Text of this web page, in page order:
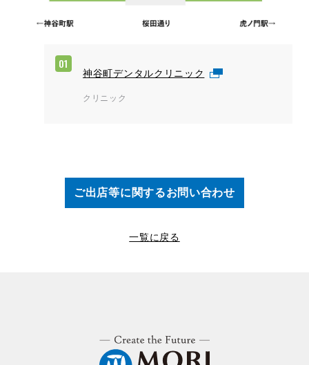
01
神谷町デンタルクリニック
クリニック
ご出店等に関するお問い合わせ
一覧に戻る